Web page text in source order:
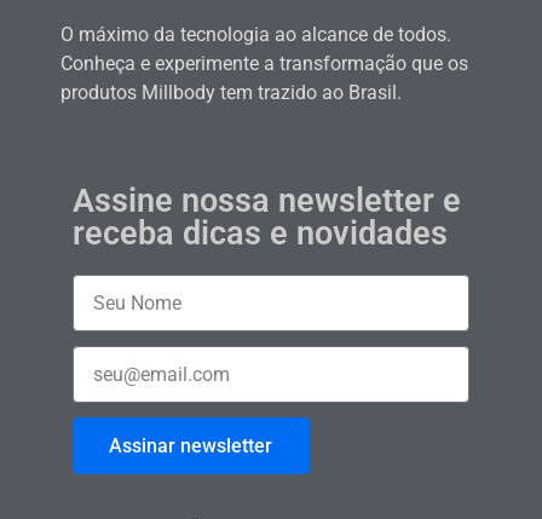
O máximo da tecnologia ao alcance de todos.
Conheça e experimente a transformação que os
produtos Millbody tem trazido ao Brasil.
Assine nossa newsletter e
receba dicas e novidades
Assinar newsletter